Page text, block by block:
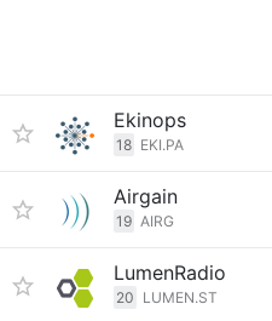
Ekinops
18 EKI.PA
Airgain
19 AIRG
LumenRadio
20 LUMEN.ST